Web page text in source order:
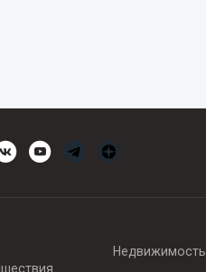
Недвижимость